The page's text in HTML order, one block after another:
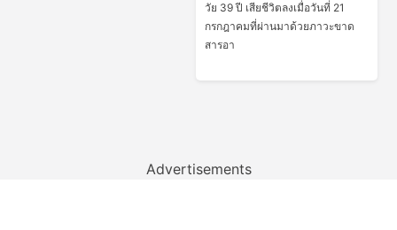
วัย 39 ปี เสียชีวิตลงเมื่อวันที่ 21
กรกฎาคมที่ผ่านมาด้วยภาวะขาด
สารอา
Advertisements